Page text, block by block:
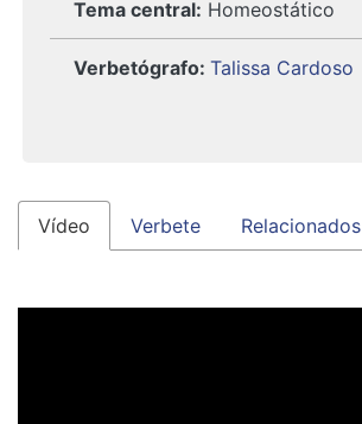
Tema central: Homeostático
Verbetógrafo: Talissa Cardoso
Vídeo Verbete Relacionados